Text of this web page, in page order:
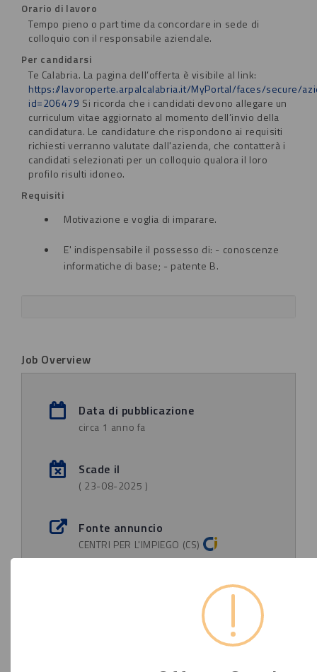
Orario di lavoro
Tempo pieno o part time da concordare in sede di
colloquio con il responsabile aziendale.
Per candidarsi
Te Calabria. La pagina dell’offerta è visibile al link:
https://lavoroperte.arpalcalabria.it/MyPortal/faces/secure/
id=206479 Si ricorda che i candidati devono allegare un
curriculum vitae aggiornato al momento dell’invio della
candidatura. Le candidature che rispondono ai requisiti
richiesti verranno valutate dall'azienda, che contatterà i
candidati selezionati per un colloquio qualora il loro
profilo risulti idoneo.
Requisiti
Motivazione e voglia di imparare.
E' indispensabile il possesso di: - conoscenze
informatiche di base; - patente B.
Job Overview
Data di pubblicazione
circa 1 anno fa
Scade il
( 23-08-2025 )
Fonte annuncio
CENTRI PER L'IMPIEGO (CS)